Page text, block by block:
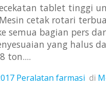
tablet tinggi
cetak rotari
semua bagian pers
yang halus
ton....
Peralatan farmasi di